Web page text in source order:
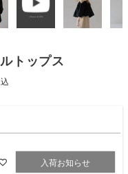
トップス
入荷お知らせ